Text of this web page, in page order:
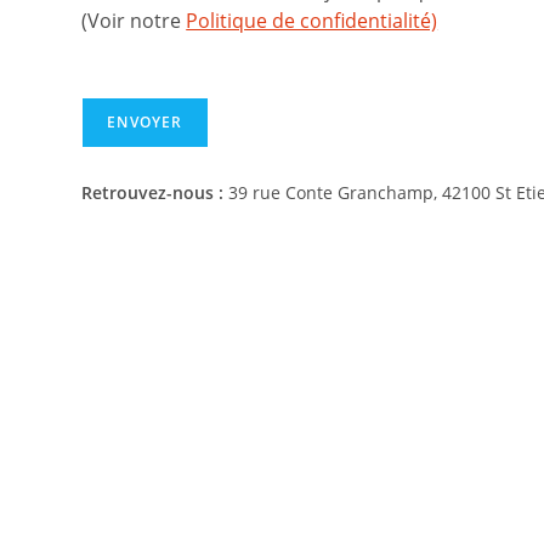
(Voir notre Politique de confidentialité)
ENVOYER
Retrouvez-nous :39 rue Conte Granchamp, 42100 St